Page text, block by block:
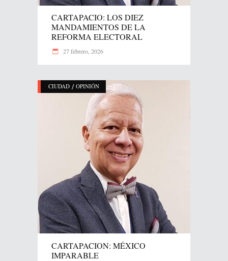
CARTAPACIO: LOS DIEZ
MANDAMIENTOS DE LA
REFORMA ELECTORAL
27 febrero, 2026
CIUDAD / OPINIÓN
CARTAPACION: MÉXICO
IMPARABLE